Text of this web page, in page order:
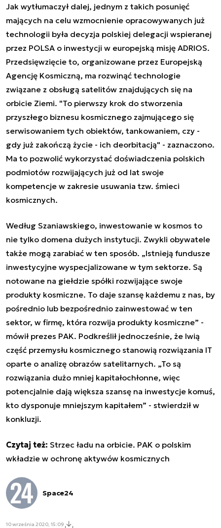
Jak wytłumaczył dalej, jednym z takich posunięć
mających na celu wzmocnienie opracowywanych już
technologii była decyzja polskiej delegacji wspieranej
przez POLSA o inwestycji w europejską misję ADRIOS.
Przedsięwzięcie to, organizowane przez Europejską
Agencję Kosmiczną, ma rozwinąć technologie
związane z obsługą satelitów znajdujących się na
orbicie Ziemi. "To pierwszy krok do stworzenia
przyszłego biznesu kosmicznego zajmującego się
serwisowaniem tych obiektów, tankowaniem, czy -
gdy już zakończą życie - ich deorbitacją" - zaznaczono.
Ma to pozwolić wykorzystać doświadczenia polskich
podmiotów rozwijających już od lat swoje
kompetencje w zakresie usuwania tzw. śmieci
kosmicznych.
Według Szaniawskiego, inwestowanie w kosmos to
nie tylko domena dużych instytucji. Zwykli obywatele
także mogą zarabiać w ten sposób. „Istnieją fundusze
inwestycyjne wyspecjalizowane w tym sektorze. Są
notowane na giełdzie spółki rozwijające swoje
produkty kosmiczne. To daje szansę każdemu z nas, by
pośrednio lub bezpośrednio zainwestować w ten
sektor, w firmę, która rozwija produkty kosmiczne” -
mówił prezes PAK. Podkreślił jednocześnie, że lwią
część przemysłu kosmicznego stanowią rozwiązania IT
oparte o analizę obrazów satelitarnych. „To są
rozwiązania dużo mniej kapitałochłonne, więc
potencjalnie dają większa szansę na inwestycje komuś,
kto dysponuje mniejszym kapitałem” - stwierdził w
konkluzji.
Czytaj też: Strzec ładu na orbicie. PAK o polskim
wkładzie w ochronę aktywów kosmicznych
Space24
10 września 2020, 15:09